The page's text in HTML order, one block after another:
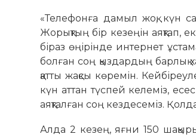
«Телефонға дамыл жоқ, күн
Жорықтың бір кезеңін аяқтап,
біраз өңірінде интернет
болған соң қыздардың барлық
қатты жақсы көремін.
күн аттан түспей келеміз,
аяқталған соң кездесеміз.
Алда 2 кезең, яғни 150